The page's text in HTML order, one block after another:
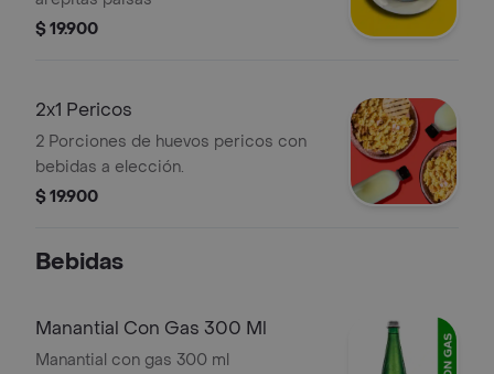
$ 19.900
2x1 Pericos
2 Porciones de huevos pericos con
bebidas a elección.
$ 19.900
Bebidas
Manantial Con Gas 300 Ml
Manantial con gas 300 ml